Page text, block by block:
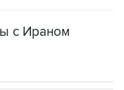
с Ираном